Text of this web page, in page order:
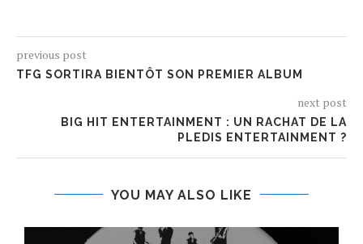
previous post
TFG SORTIRA BIENTÔT SON PREMIER ALBUM
next post
BIG HIT ENTERTAINMENT : UN RACHAT DE LA
PLEDIS ENTERTAINMENT ?
YOU MAY ALSO LIKE